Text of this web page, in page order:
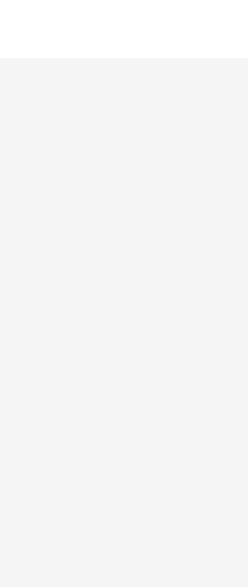
呢？酷酷游戏小编为各位整理了我的世界地球预约地址介